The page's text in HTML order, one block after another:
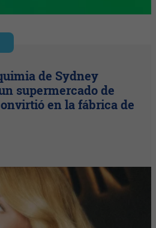
de Sydney
supermercado de
en la fábrica de